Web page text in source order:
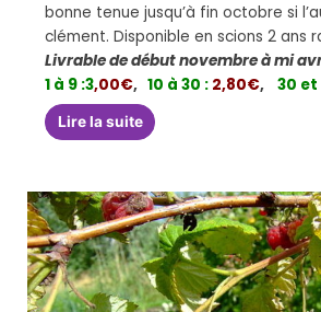
bonne tenue jusqu’à fin octobre si
clément. Disponible en scions 2 ans
Livrable de début novembre à
1 à 9 :3,00€,10 à 30 : 2,80€,30 et
Lire la suite